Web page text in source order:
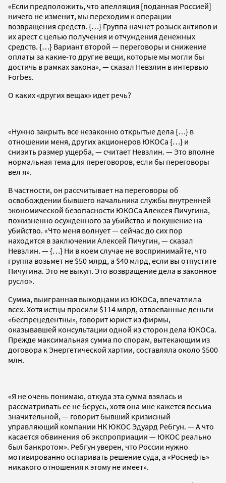
«Если предположить, что апелляция [поданная Россией]
ничего не изменит, мы переходим к операции
возвращения средств. {…} Группа начнет розыск активов и
их арест с целью получения и отчуждения денежных
средств. {…} Вариант второй — переговоры и снижение
оплаты за какие-то другие вещи, которые мы могли бы
достичь в рамках закона», — сказал Невзлин в интервью
Forbes.
О каких «других вещах» идет речь?
«Нужно закрыть все незаконно открытые дела {…} в
отношении меня, других акционеров ЮКОСа {…} и
снизить размер ущерба, — считает Невзлин. — Это вполне
нормальная тема для переговоров, если бы переговоры
вел я».
В частности, он рассчитывает на переговоры об
освобождении бывшего начальника службы внутренней
экономической безопасности ЮКОСа Алексея Пичугина,
пожизненно осужденного за убийство и покушение на
убийство. «Что меня волнует — сейчас до сих пор
находится в заключении Алексей Пичугин, — сказал
Невзлин. — {…} Ни в коем случае не воспринимайте, что
группа возьмет не $50 млрд, а $40 млрд, если вы отпустите
Пичугина. Это не выкуп. Это возвращение дела в законное
русло».
Сумма, выигранная выходцами из ЮКОСа, впечатлила
всех. Хотя истцы просили $114 млрд, отвоеванные деньги
«беспрецедентны», говорит юрист из фирмы,
оказывавшей консультации одной из сторон дела ЮКОСа.
Прежде максимальная сумма по спорам, вытекающим из
договора к Энергетической хартии, составляла около $500
млн.
«Я не очень понимаю, откуда эта сумма взялась и
рассматривать ее не берусь, хотя она мне кажется весьма
значительной, — говорит бывший кризисный
управляющий компании НК ЮКОС Эдуард Ребгун. — А что
касается обвинения об экспроприации — ЮКОС реально
был банкротом». Ребгун уверен, что России нужно
мотивированно оспаривать решение суда, а «Роснефть»
никакого отношения к этому не имеет».